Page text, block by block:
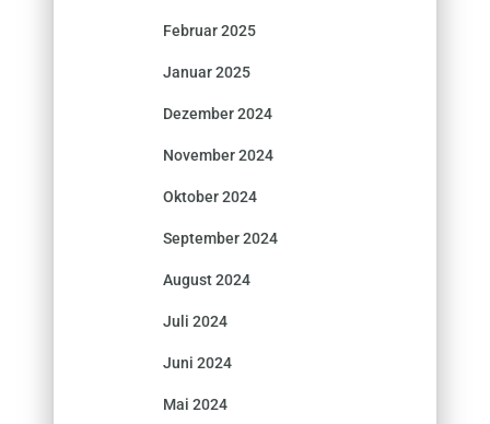
Februar 2025
Januar 2025
Dezember 2024
November 2024
Oktober 2024
September 2024
August 2024
Juli 2024
Juni 2024
Mai 2024